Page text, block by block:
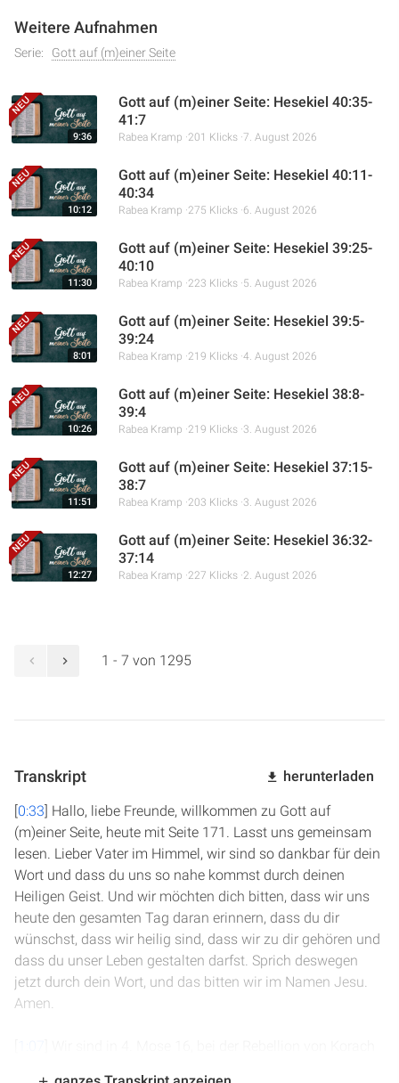
Weitere Aufnahmen
Serie: Gott auf (m)einer Seite
9:36
Gott auf (m)einer Seite: Hesekiel 40:35-
41:7
Rabea Kramp 201 Klicks 7. August 2026
10:12
Gott auf (m)einer Seite: Hesekiel 40:11-
40:34
Rabea Kramp 275 Klicks 6. August 2026
11:30
Gott auf (m)einer Seite: Hesekiel 39:25-
40:10
Rabea Kramp 223 Klicks 5. August 2026
8:01
Gott auf (m)einer Seite: Hesekiel 39:5-
39:24
Rabea Kramp 219 Klicks 4. August 2026
10:26
Gott auf (m)einer Seite: Hesekiel 38:8-
39:4
Rabea Kramp 219 Klicks 3. August 2026
11:51
Gott auf (m)einer Seite: Hesekiel 37:15-
38:7
Rabea Kramp 203 Klicks 3. August 2026
12:27
Gott auf (m)einer Seite: Hesekiel 36:32-
37:14
Rabea Kramp 227 Klicks 2. August 2026
1 - 7 von 1295
Transkript herunterladen
[0:33] Hallo, liebe Freunde, willkommen zu Gott auf
(m)einer Seite, heute mit Seite 171. Lasst uns gemeinsam
lesen. Lieber Vater im Himmel, wir sind so dankbar für dein
Wort und dass du uns so nahe kommst durch deinen
Heiligen Geist. Und wir möchten dich bitten, dass wir uns
heute den gesamten Tag daran erinnern, dass du dir
wünschst, dass wir heilig sind, dass wir zu dir gehören und
dass du unser Leben gestalten darfst. Sprich deswegen
jetzt durch dein Wort, und das bitten wir im Namen Jesu.
Amen.